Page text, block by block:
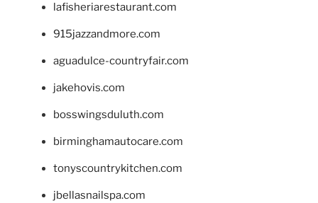
lafisheriarestaurant.com
915jazzandmore.com
aguadulce-countryfair.com
jakehovis.com
bosswingsduluth.com
birminghamautocare.com
tonyscountrykitchen.com
jbellasnailspa.com